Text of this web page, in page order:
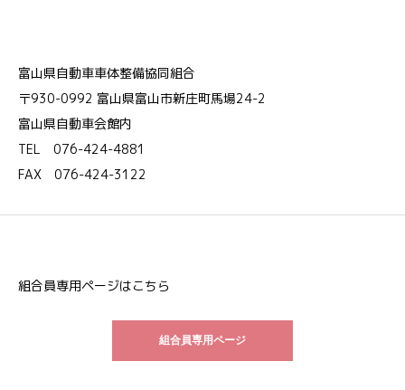
富山県自動車車体整備協同組合
〒930-0992 富山県富山市新庄町馬場24-2
富山県自動車会館内
TEL 076-424-4881
FAX 076-424-3122
組合員専用ページはこちら
組合員専用ページ